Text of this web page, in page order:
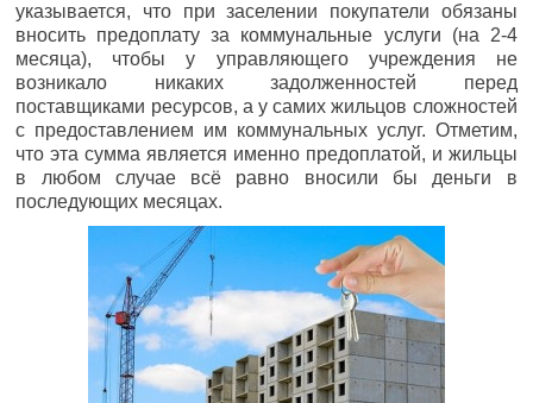
указывается, что при заселении покупатели обязаны
вносить предоплату за коммунальные услуги (на 2-4
месяца), чтобы у управляющего учреждения не
возникало никаких задолженностей перед
поставщиками ресурсов, а у самих жильцов сложностей
с предоставлением им коммунальных услуг. Отметим,
что эта сумма является именно предоплатой, и жильцы
в любом случае всё равно вносили бы деньги в
последующих месяцах.